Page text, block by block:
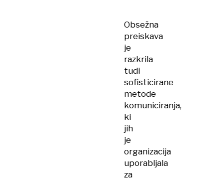
prijeli
97
Obsežna
preiskava
je
razkrila
tudi
sofisticirane
metode
komuniciranja,
ki
jih
je
organizacija
uporabljala
za